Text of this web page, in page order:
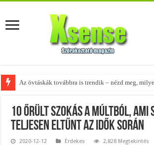
Az övtáskák továbbra is trendik – nézd meg,
10 őrült szokás a múltból, ami
teljesen eltűnt az idők során
2020-12-12 Érdekes 2,828 Megtekintés